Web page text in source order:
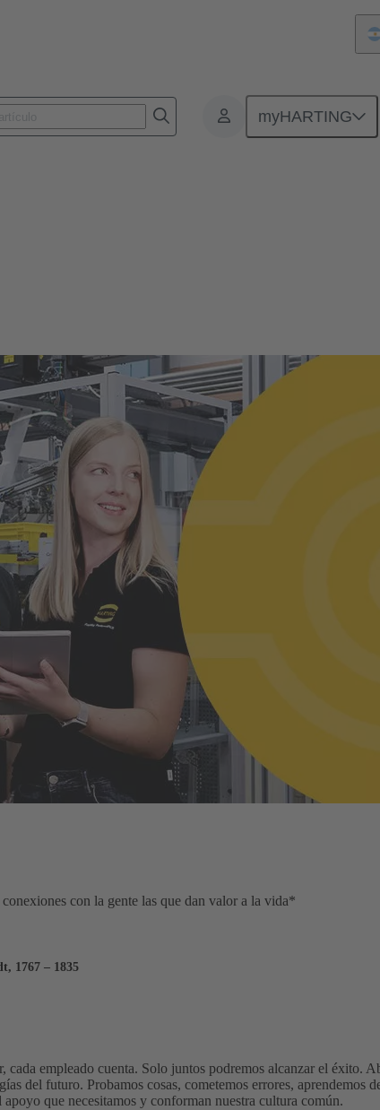
myHARTING
con la gente las que dan valor a la vida*
1767 – 1835
cada empleado cuenta. Solo juntos podremos alcanzar el éxito.
del futuro. Probamos cosas, cometemos errores, aprendemos
apoyo que necesitamos y conforman nuestra cultura común.